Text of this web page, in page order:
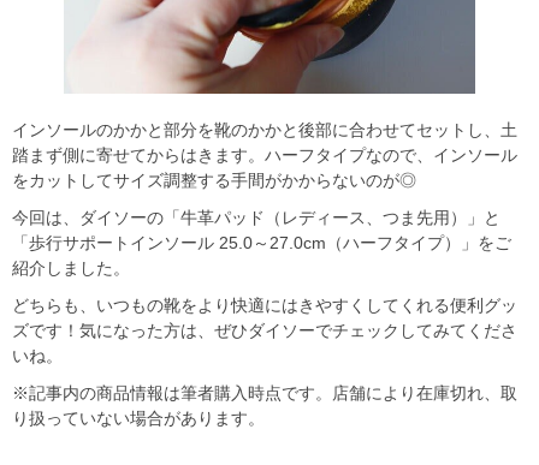
インソールのかかと部分を靴のかかと後部に合わせてセットし、土
踏まず側に寄せてからはきます。ハーフタイプなので、インソール
をカットしてサイズ調整する手間がかからないのが◎
今回は、ダイソーの「牛革パッド（レディース、つま先用）」と
「歩行サポートインソール 25.0～27.0cm（ハーフタイプ）」をご
紹介しました。
どちらも、いつもの靴をより快適にはきやすくしてくれる便利グッ
ズです！気になった方は、ぜひダイソーでチェックしてみてくださ
いね。
※記事内の商品情報は筆者購入時点です。店舗により在庫切れ、取
り扱っていない場合があります。